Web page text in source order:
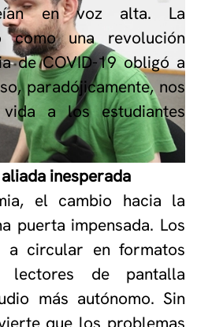
en voz alta. La
como una revolución
de COVID-19 obligó a
paradójicamente, nos
a los estudiantes
inesperada
el cambio hacia la
puerta impensada. Los
a circular en formatos
de pantalla
más autónomo. Sin
que los problemas